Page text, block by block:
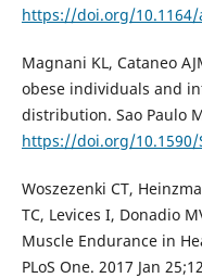
https://doi.org/10.1164/
Magnani KL, Cataneo
obese individuals and
distribution. Sao Paulo
https://doi.org/10.1590/
Woszezenki CT,
TC, Levices I, Donadio
Muscle Endurance in
PLoS One. 2017 Jan